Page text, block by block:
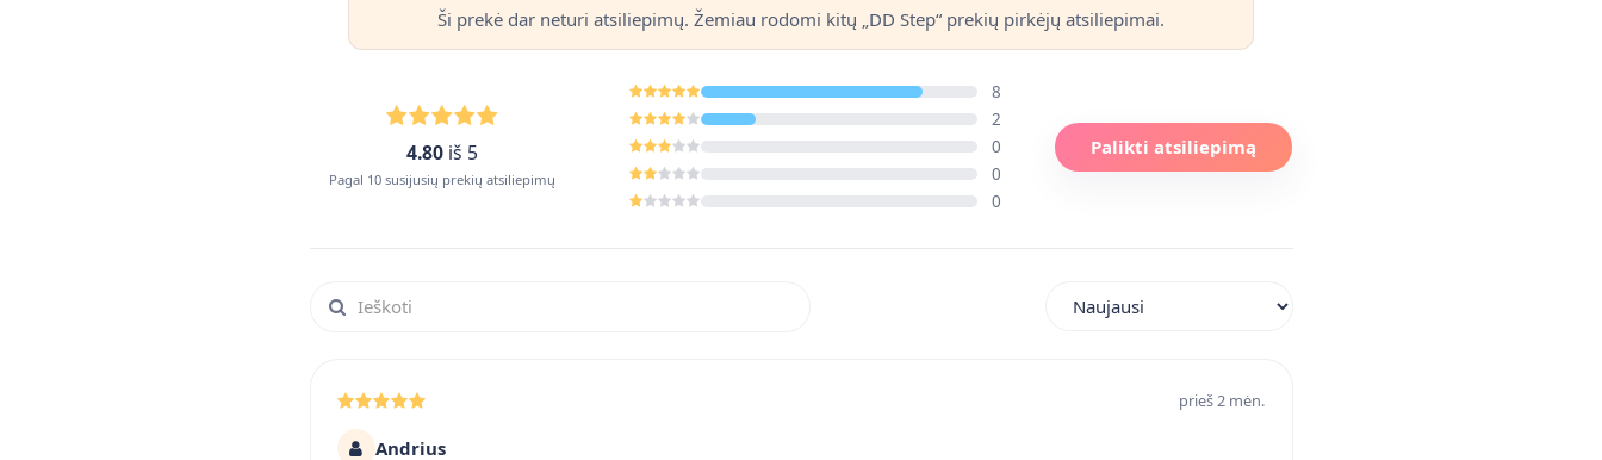
Ši prekė dar neturi atsiliepimų. Žemiau rodomi kitų „DD Step“ prekių pirkėjų atsiliepimai.
4.80 iš 5
Pagal 10 susijusių prekių atsiliepimų
8
2
0
0
0
Palikti atsiliepimą
prieš 2 mėn.
Andrius